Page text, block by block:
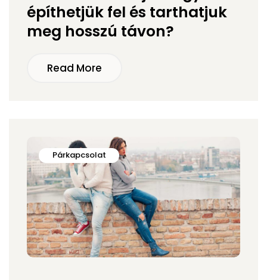
építhetjük fel és tarthatjuk
meg hosszú távon?
Read More
Párkapcsolat